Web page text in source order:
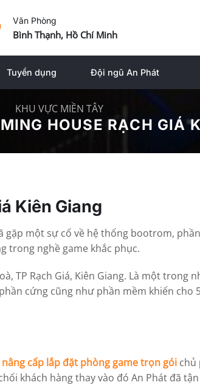
Văn Phòng
Bình Thạnh, Hồ Chí Minh
Tuyển dụng Đội ngũ An Phát
KHU VỰC MIỀN TÂY
HOUSE RẠCH GIÁ
Kiên Giang
gặp một sự cố về hệ thống bootrom,
trong nghề game khắc phục.
TP Rạch Giá, Kiên Giang. Là một
cứng cũng như phần mềm khiến cho
nâng cấp lắp đặt phòng game trọn gói chủ
khách hàng thay vào đó An Phát đã